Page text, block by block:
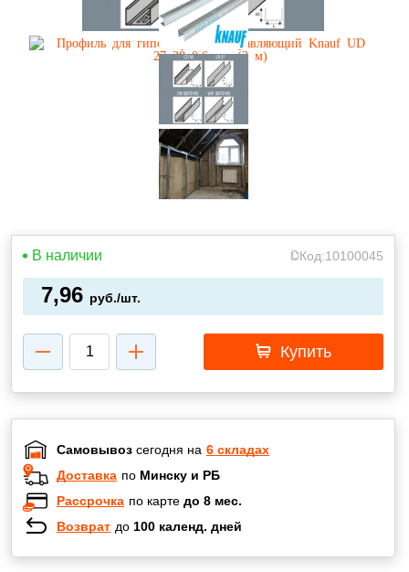
В наличии Код:10100045
7,96 руб./шт.
Купить
Самовывоз сегодня на 6 складах
Доставка по Минску и РБ
Рассрочка по карте до 8 мес.
Возврат до 100 календ. дней